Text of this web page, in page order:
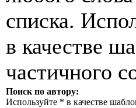
списка.
в качестве
частичного
Поиск по автору:
Используйте * в качестве